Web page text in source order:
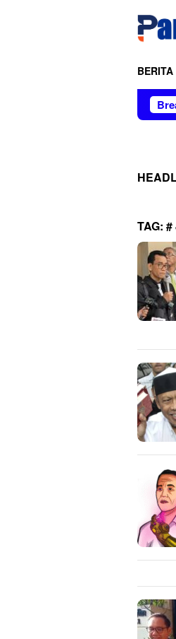
BERITA
M.Si Mendapat Dukungan
TAG: #